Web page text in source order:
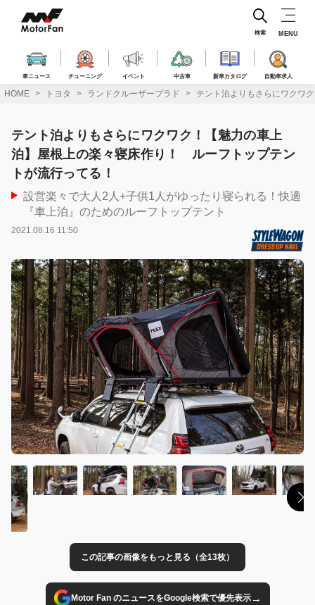
ス
車ニュース チューニング イベント 中古車 新車カタログ 自動車求人
検索 MENU
HOME トヨタ ランドクルーザープラド テント泊よりもさらにワクワ
テント泊よりもさらにワクワク！【魅力の車上
泊】屋根上の楽々寝床作り！ ルーフトップテン
トが流行ってる！
設営楽々で大人2人+子供1人がゆったり寝られる！快適
『車上泊』のためのルーフトップテント
2021.08.16 11:50
この記事の画像をもっと見る（全13枚）
Motor Fan のニュースをGoogle検索で優先表示→